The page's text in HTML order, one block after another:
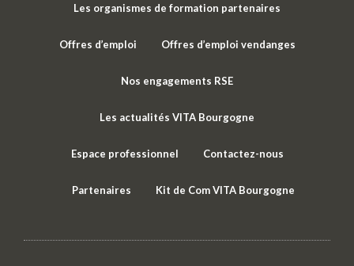
Les organismes de formation partenaires
Offres d’emploi Offres d’emploi vendanges
Nos engagements RSE
Les actualités VITA Bourgogne
Espace professionnel Contactez-nous
Partenaires Kit de Com VITA Bourgogne